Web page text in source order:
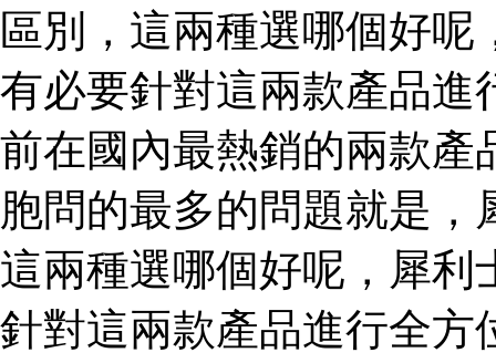
區別，這兩種選哪個好呢
有必要針對這兩款產品進
前在國內最熱銷的兩款產
胞問的最多的問題就是
這兩種選哪個好呢，犀利
針對這兩款產品進行全方